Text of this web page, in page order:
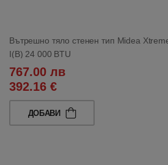
Вътрешно тяло стенен тип Midea
I(B) 24 000 BTU
767.00 лв
392.16 €
ДОБАВИ